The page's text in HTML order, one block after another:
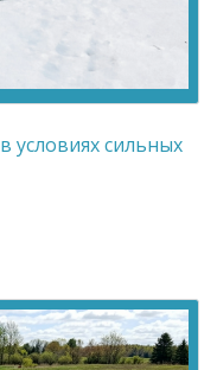
условиях сильных